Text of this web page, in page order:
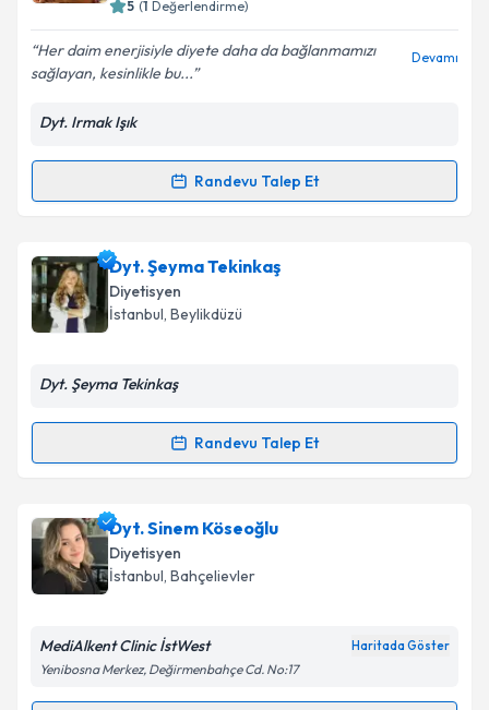
Kişisel verilerimin işlenmesine ilişkin
kapsamda işlenmesini kabul ediyorum.
5 (1 Değerlendirme)
Her daim enerjisiyle diyete daha da bağlanmamızı
sağlayan, kesinlikle bu...
Devamı
Dyt. Irmak Işık
Randevu Talep Et
Randevu Takvimi Talebi
Dyt. Irmak Işıkiçin randevu takvimi talebi oluşturun.
Size bu uzmandan randevu almanız için bir takvim
hazırlandığında e-posta ile bilgilendireceğiz.
Kişisel verilerimin işlenmesine ilişkinAydınlatma
Takvim Talebini Gönder
Dyt. Şeyma Tekinkaş
Diyetisyen
İstanbul, Beylikdüzü
Dyt. Şeyma Tekinkaş
Randevu Talep Et
Randevu Takvimi Talebi
Dyt. Şeyma Tekinkaşiçin randevu takvimi talebi
oluşturun. Size bu uzmandan randevu almanız için bir
takvim hazırlandığında e-posta ile bilgilendireceğiz.
Dyt. Sinem Köseoğlu
Diyetisyen
İstanbul, Bahçelievler
MediAlkent Clinic İstWest Haritada Göster
Yenibosna Merkez, Değirmenbahçe Cd. No:17